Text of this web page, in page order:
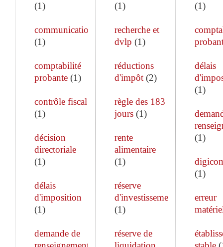
(1)
communication
(1)
comptabilité
probante (1)
contrôle fiscal
(1)
décision
directoriale
(1)
délais
d'imposition
(1)
demande de
(1)
recherche et
dvlp (1)
réductions
d'impôt(2)
règle des 183
jours(1)
rente
alimentaire
(1)
réserve
d'investissement
(1)
réserve de
(1)
délais
(1)
(1)
(1)
erreur